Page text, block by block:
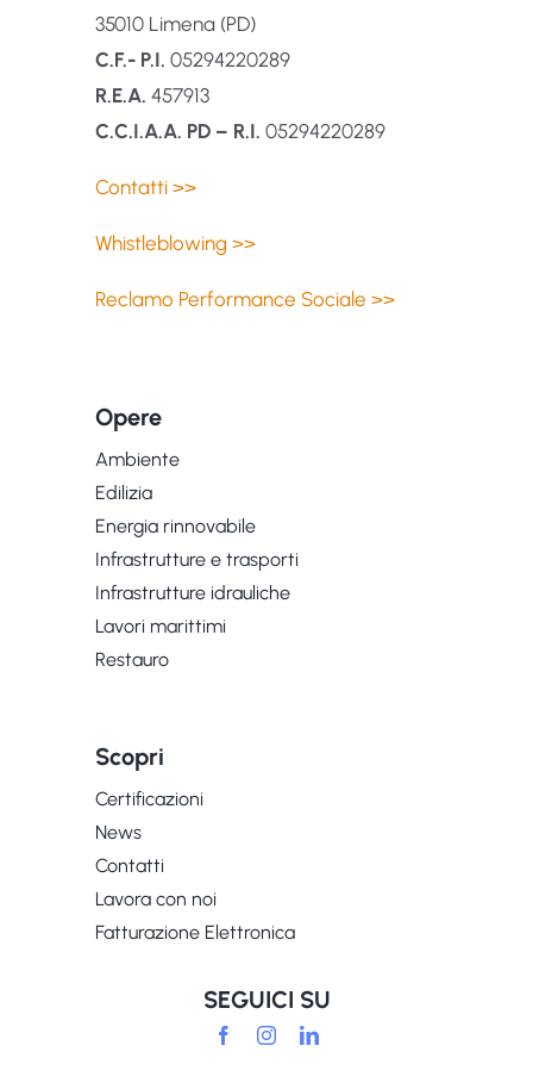
35010 Limena (PD)
C.F.- P.I. 05294220289
R.E.A. 457913
C.C.I.A.A. PD – R.I. 05294220289
Contatti >>
Whistleblowing >>
Reclamo Performance Sociale >>
Opere
Ambiente
Edilizia
Energia rinnovabile
Infrastrutture e trasporti
Infrastrutture idrauliche
Lavori marittimi
Restauro
Scopri
Certificazioni
News
Contatti
Lavora con noi
Fatturazione Elettronica
SEGUICI SU